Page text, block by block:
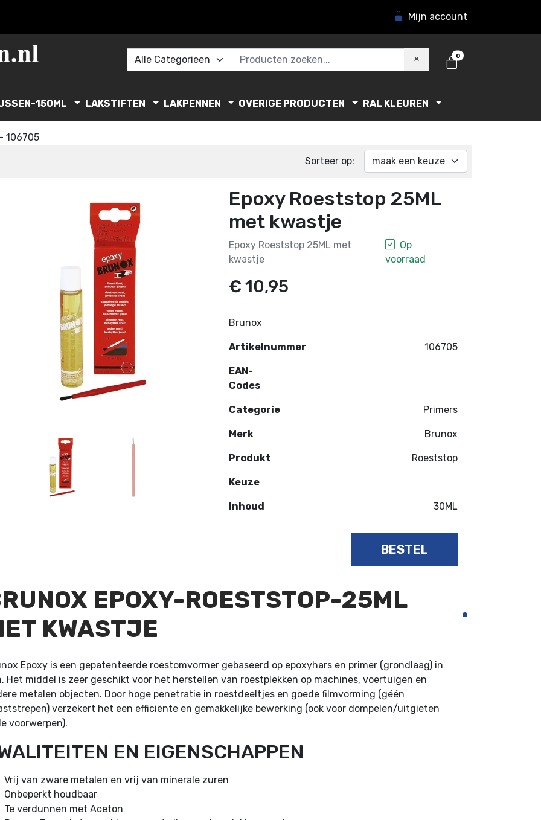
Mijn account
0
150ML LAKSTIFTEN LAKPENNEN OVERIGE PRODUCTEN RAL KLEUREN
106705
Sorteer op:
Epoxy Roeststop 25ML
met kwastje
Epoxy Roeststop 25ML met
kwastje
Op
voorraad
€ 10,95
Brunox
Artikelnummer 106705
EAN-
Codes
Categorie Primers
Merk Brunox
Produkt Roeststop
Keuze
Inhoud 30ML
BESTEL
EPOXY-ROESTSTOP-25ML
KWASTJE
Epoxy is een gepatenteerde roestomvormer gebaseerd op epoxyhars en primer (grondlaag) in
Het middel is zeer geschikt voor het herstellen van roestplekken op machines, voertuigen en
metalen objecten. Door hoge penetratie in roestdeeltjes en goede filmvorming (géén
verzekert het een efficiënte en gemakkelijke bewerking (ook voor dompelen/uitgieten
voorwerpen).
EN EIGENSCHAPPEN
Vrij van zware metalen en vrij van minerale zuren
Onbeperkt houdbaar
Te verdunnen met Aceton